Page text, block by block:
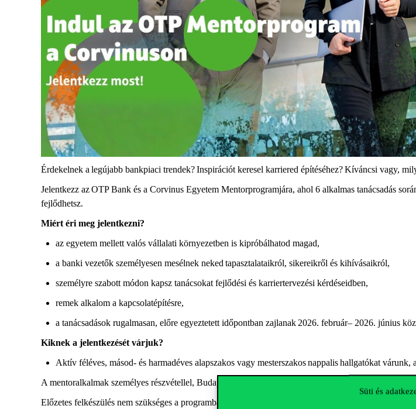
Süti és
Érdekelnek a legújabb bankpiaci trendek?Inspirációt keresel karriered építéséhez?Kíváncsi vagy,
Jelentkezz azOTP Bank és a Corvinus Egyetem Mentorprogramjára, ahol 6 alkalmas tanácsadás sorá
fejlődhetsz.
Miért éri meg jelentkezni?
az egyetem mellett valós vállalati környezetben is kipróbálhatod magad,
a banki vezetők személyesen mesélnek neked tapasztalataikról, sikereikről és kihívásaikról,
személyre szabott módon kapsz tanácsokat fejlődési és karriertervezési kérdéseidben,
remek alkalom a kapcsolatépítésre,
a tanácsadások rugalmasan, előre egyeztetett időpontban zajlanak 2026. február– 2026. június köz
Kiknek a jelentkezését várjuk?
Aktív féléves, másod- és harmadéves alapszakos vagy mesterszakos nappalis hallgatókat
A mentoralkalmak személyes részvétellel, Budapesten kerülnek megrendezésre.
Előzetes felkészülés nem szükséges a programban való részvételhez.